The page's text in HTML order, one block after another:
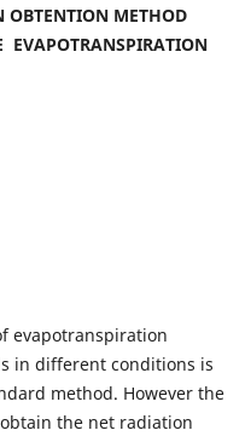
METHOD
EVAPOTRANSPIRATION
evapotranspiration
in different conditions is
method. However the
the net radiation